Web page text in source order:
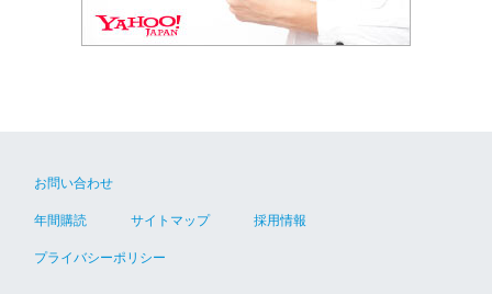
お問い合わせ
年間購読 サイトマップ 採用情報
プライバシーポリシー